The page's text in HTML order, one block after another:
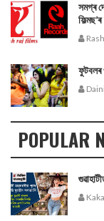
সমগ্ৰ
ফুটবলৰ
POPULAR